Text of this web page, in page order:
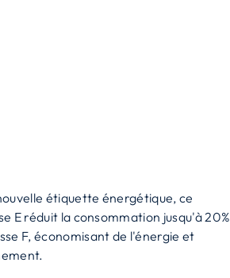
étiquette énergétique, ce
E réduit la consommation jusqu'à 20%
F, économisant de l'énergie et